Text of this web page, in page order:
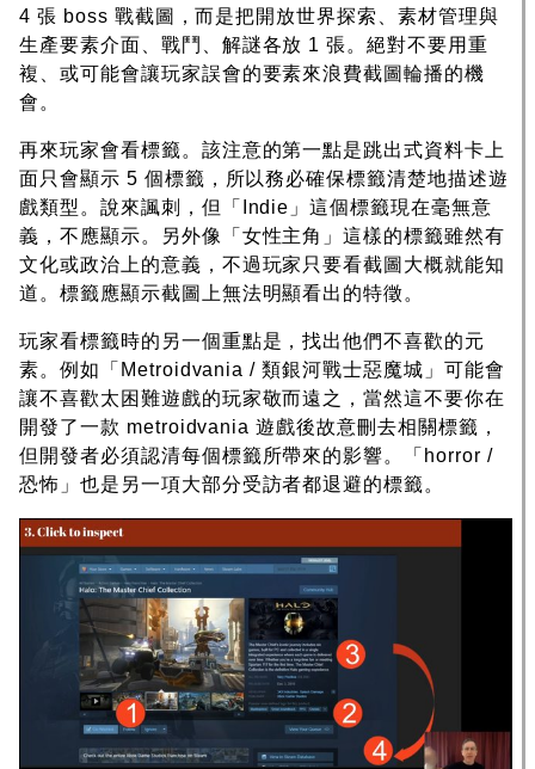
4 張 boss 戰截圖，而是把開放世界探索、素材管理與
生產要素介面、戰鬥、解謎各放 1 張。絕對不要用重
複、或可能會讓玩家誤會的要素來浪費截圖輪播的機
會。
再來玩家會看標籤。該注意的第一點是跳出式資料卡上
面只會顯示 5 個標籤，所以務必確保標籤清楚地描述遊
戲類型。說來諷刺，但「Indie」這個標籤現在毫無意
義，不應顯示。另外像「女性主角」這樣的標籤雖然有
文化或政治上的意義，不過玩家只要看截圖大概就能知
道。標籤應顯示截圖上無法明顯看出的特徵。
玩家看標籤時的另一個重點是，找出他們不喜歡的元
素。例如「Metroidvania / 類銀河戰士惡魔城」可能會
讓不喜歡太困難遊戲的玩家敬而遠之，當然這不要你在
開發了一款 metroidvania 遊戲後故意刪去相關標籤，
但開發者必須認清每個標籤所帶來的影響。「horror /
恐怖」也是另一項大部分受訪者都退避的標籤。